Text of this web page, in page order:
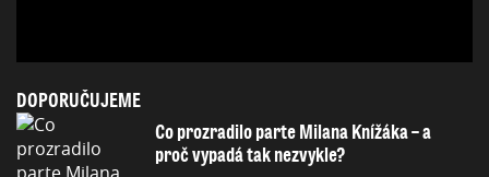
DOPORUČUJEME
Co prozradilo parte Milana Knížáka – a
proč vypadá tak nezvykle?